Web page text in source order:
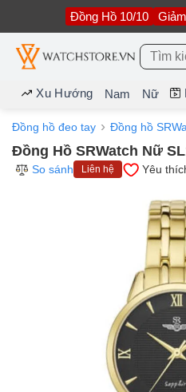
nội
dung
Đồng Hồ 10/10
Tìm
kiếm:
Xu Hướng Nam Nữ
Đồng hồ đeo tay Đồng hồ
Đồng Hồ SRWatch Nữ
So sánh
Liên hệ Yêu